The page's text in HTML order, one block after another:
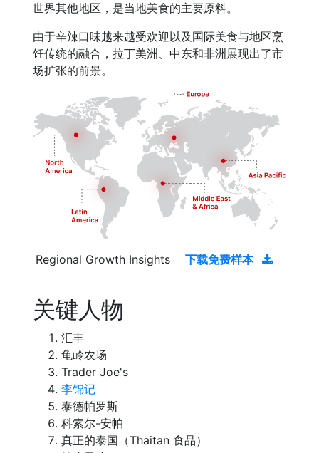
世界其他地区，是当地美食的主要原料。
由于辛辣口味越来越受欢迎以及国际美食与地区烹
饪传统的融合，拉丁美洲、中东和非洲展现出了市
场扩张的前景。
Regional Growth Insights 下载免费样本
关键人物
汇丰
龟岭农场
Trader Joe's
李锦记
泰德帕罗斯
科索尔-安帕
真正的泰国（Thaitan 食品）